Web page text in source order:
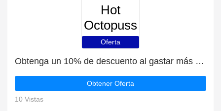
Hot
Octopuss
Oferta
Obtenga un 10% de descuento al gastar más de 75€
Obtener Oferta
10 Vistas